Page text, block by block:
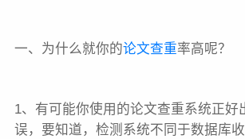
一、为什么就你的论文查重率高呢？
1、有可能你使用的论文查重系统正好
误，要知道，检测系统不同于数据库